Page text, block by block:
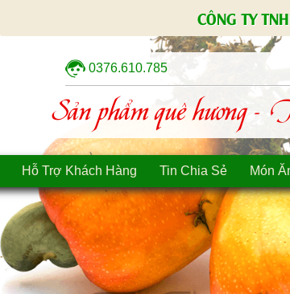
CÔNG TY
0376.610.785
Sản phẩm quê hương -
Hỗ Trợ Khách Hàng Tin Chia Sẻ Món